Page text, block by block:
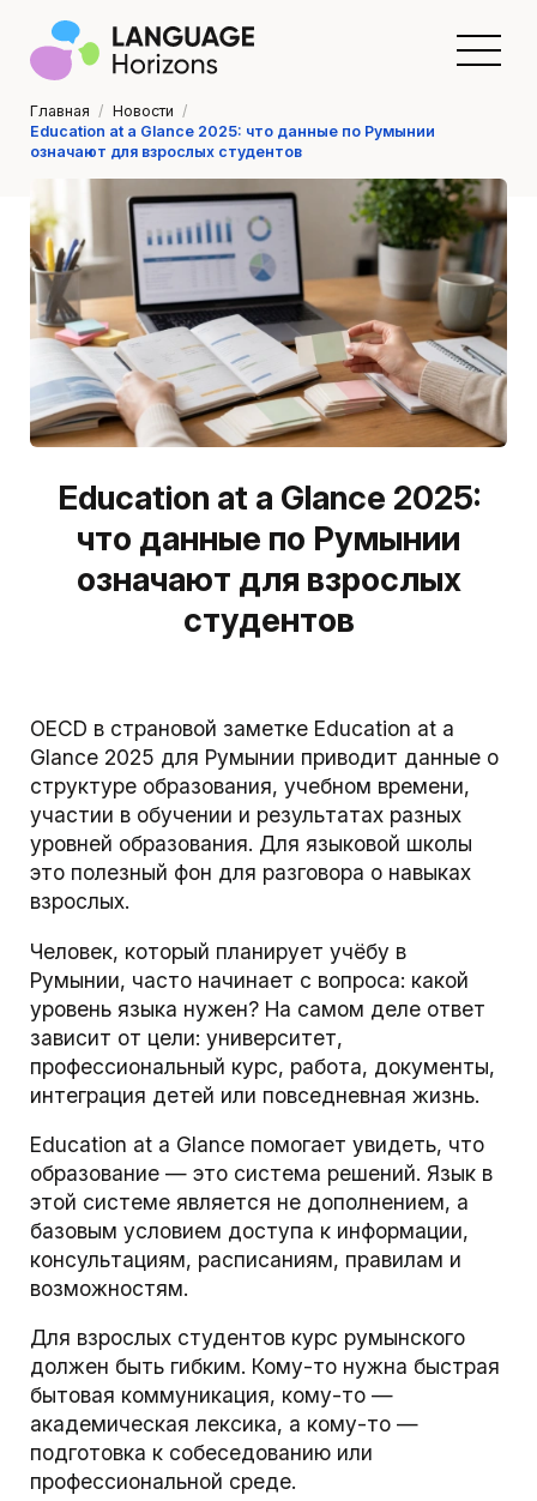
Главная / Новости /
Education at a Glance 2025: что данные по Румынии
означают для взрослых студентов
Education at a Glance 2025:
что данные по Румынии
означают для взрослых
студентов
OECD в страновой заметке Education at a
Glance 2025 для Румынии приводит данные о
структуре образования, учебном времени,
участии в обучении и результатах разных
уровней образования. Для языковой школы
это полезный фон для разговора о навыках
взрослых.
Человек, который планирует учёбу в
Румынии, часто начинает с вопроса: какой
уровень языка нужен? На самом деле ответ
зависит от цели: университет,
профессиональный курс, работа, документы,
интеграция детей или повседневная жизнь.
Education at a Glance помогает увидеть, что
образование — это система решений. Язык в
этой системе является не дополнением, а
базовым условием доступа к информации,
консультациям, расписаниям, правилам и
возможностям.
Для взрослых студентов курс румынского
должен быть гибким. Кому-то нужна быстрая
бытовая коммуникация, кому-то —
академическая лексика, а кому-то —
подготовка к собеседованию или
профессиональной среде.